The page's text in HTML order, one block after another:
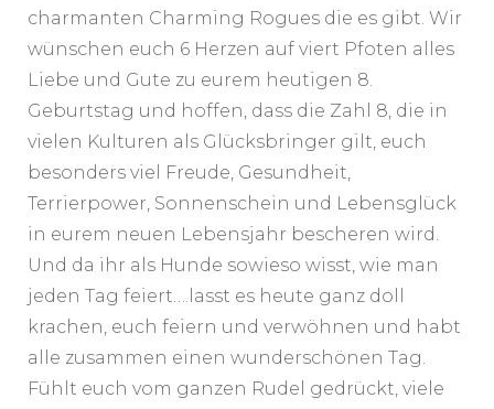
charmanten Charming Rogues die es gibt. Wir
wünschen euch 6 Herzen auf viert Pfoten alles
Liebe und Gute zu eurem heutigen 8.
Geburtstag und hoffen, dass die Zahl 8, die in
vielen Kulturen als Glücksbringer gilt, euch
besonders viel Freude, Gesundheit,
Terrierpower, Sonnenschein und Lebensglück
in eurem neuen Lebensjahr bescheren wird.
Und da ihr als Hunde sowieso wisst, wie man
jeden Tag feiert….lasst es heute ganz doll
krachen, euch feiern und verwöhnen und habt
alle zusammen einen wunderschönen Tag.
Fühlt euch vom ganzen Rudel gedrückt, viele